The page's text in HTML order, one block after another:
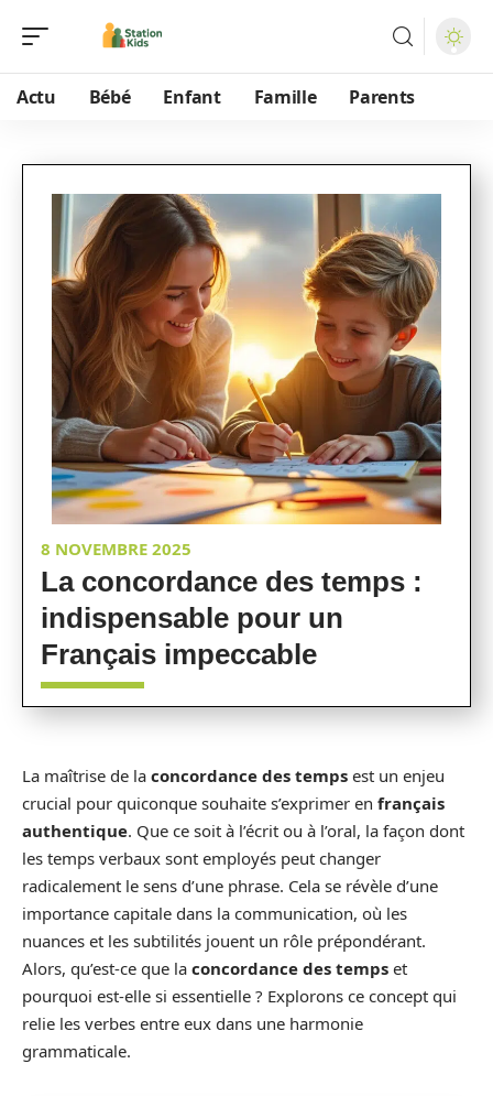
Actu Bébé Enfant Famille Parents
8 NOVEMBRE 2025
La concordance des temps :
indispensable pour un
Français impeccable
La maîtrise de la concordance des temps est un enjeu
crucial pour quiconque souhaite s’exprimer en français
authentique. Que ce soit à l’écrit ou à l’oral, la façon dont
les temps verbaux sont employés peut changer
radicalement le sens d’une phrase. Cela se révèle d’une
importance capitale dans la communication, où les
nuances et les subtilités jouent un rôle prépondérant.
Alors, qu’est-ce que la concordance des temps et
pourquoi est-elle si essentielle ? Explorons ce concept qui
relie les verbes entre eux dans une harmonie
grammaticale.